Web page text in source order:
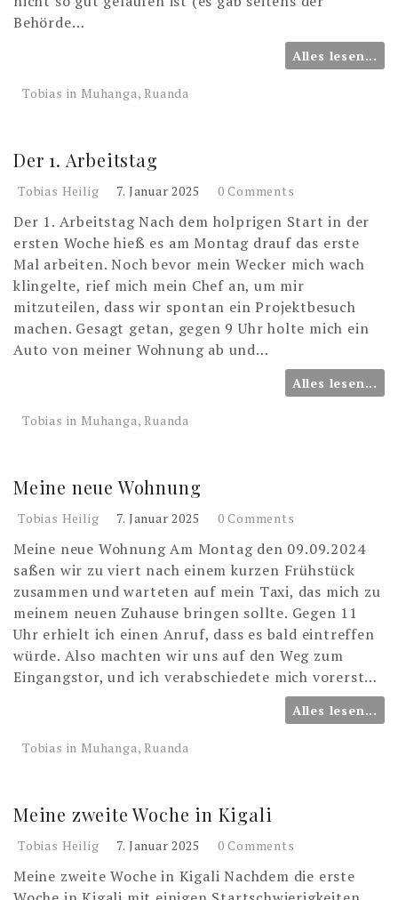
Behörde…
Alles lesen...
Tobias in Muhanga, Ruanda
Der 1. Arbeitstag
Tobias Heilig 7. Januar 2025 0 Comments
Der 1. Arbeitstag Nach dem holprigen Start in der
ersten Woche hieß es am Montag drauf das erste
Mal arbeiten. Noch bevor mein Wecker mich wach
klingelte, rief mich mein Chef an, um mir
mitzuteilen, dass wir spontan ein Projektbesuch
machen. Gesagt getan, gegen 9 Uhr holte mich ein
Auto von meiner Wohnung ab und…
Alles lesen...
Tobias in Muhanga, Ruanda
Meine neue Wohnung
Tobias Heilig 7. Januar 2025 0 Comments
Meine neue Wohnung Am Montag den 09.09.2024
saßen wir zu viert nach einem kurzen Frühstück
zusammen und warteten auf mein Taxi, das mich zu
meinem neuen Zuhause bringen sollte. Gegen 11
Uhr erhielt ich einen Anruf, dass es bald eintreffen
würde. Also machten wir uns auf den Weg zum
Eingangstor, und ich verabschiedete mich vorerst…
Alles lesen...
Tobias in Muhanga, Ruanda
Meine zweite Woche in Kigali
Tobias Heilig 7. Januar 2025 0 Comments
Meine zweite Woche in Kigali Nachdem die erste